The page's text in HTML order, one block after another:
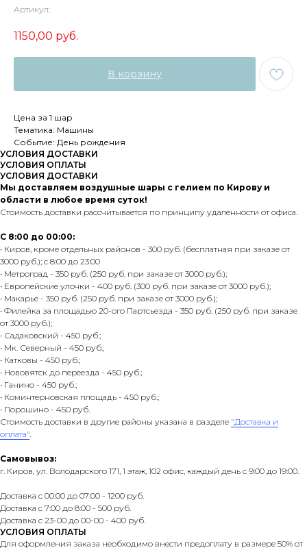
Артикул:
1150,00 руб.
В корзину
Цена за 1 шар
Тематика: Машины
Событие: День рождения
УСЛОВИЯ ДОСТАВКИ
УСЛОВИЯ ОПЛАТЫ
УСЛОВИЯ ДОСТАВКИ
Мы доставляем воздушные шары с гелием по Кирову и
области в любое время суток!
Стоимость доставки рассчитывается по принципу удаленности от офиса.
С 8:00 до 00:00:
• Киров, кроме отдельных районов - 300 руб. (бесплатная при заказе от
3000 руб.); с 8:00 до 23:00
• Метроград - 350 руб. (250 руб. при заказе от 3000 руб.);
• Европейские улочки - 400 руб. (300 руб. при заказе от 3000 руб.);
• Макарье - 350 руб. (250 руб. при заказе от 3000 руб.);
• Филейка за площадью 20-ого Партсьезда - 350 руб. (250 руб. при заказе
от 3000 руб.);
• Садаковский - 450 руб.;
• Мк. Северный - 450 руб.;
• Катковы - 450 руб.;
• Нововятск до переезда - 450 руб.;
• Ганино - 450 руб.;
• Коминтерновская площадь - 450 руб.;
• Порошино - 450 руб.
Стоимость доставки в другие районы указана в разделе "Доставка и
оплата".
Самовывоз:
г. Киров, ул. Володарского 171, 1 этаж, 102 офис, каждый день с 9:00 до 19:00.
Доставка с 00:00 до 07:00 - 1200 руб.
Доставка с 7:00 до 8:00 - 500 руб.
Доставка с 23-00 до 00-00 - 400 руб.
УСЛОВИЯ ОПЛАТЫ
Для оформления заказа необходимо внести предоплату в размере 50% от